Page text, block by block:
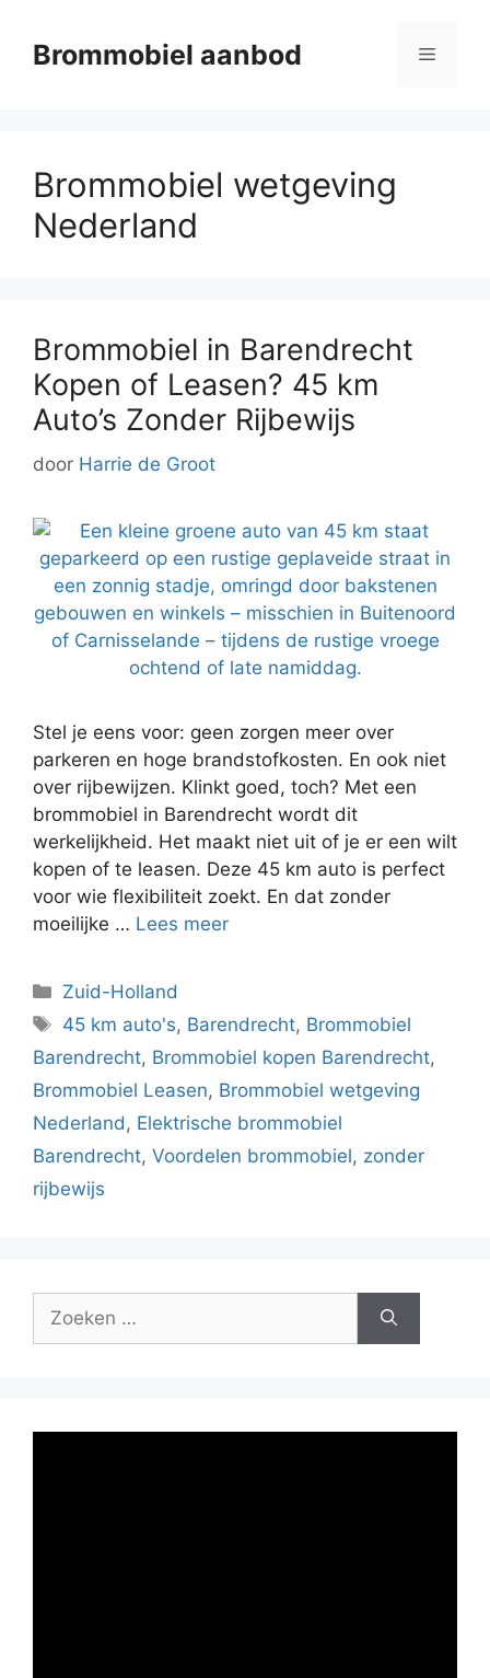
naarBrommobiel aanbod Menu
Brommobiel wetgeving
Nederland
Brommobiel in Barendrecht
Kopen of Leasen? 45 km
Auto’s Zonder Rijbewijs
door Harrie de Groot
Stel je eens voor: geen zorgen meer over
parkeren en hoge brandstofkosten. En ook niet
over rijbewijzen. Klinkt goed, toch? Met een
brommobiel in Barendrecht wordt dit
werkelijkheid. Het maakt niet uit of je er een wilt
kopen of te leasen. Deze 45 km auto is perfect
voor wie flexibiliteit zoekt. En dat zonder
moeilijke … Lees meer
Categorieën
Zuid-Holland
Tags
45 km auto's, Barendrecht, Brommobiel
Barendrecht, Brommobiel kopen Barendrecht,
Brommobiel Leasen, Brommobiel wetgeving
Nederland , Elektrische brommobiel
Barendrecht, Voordelen brommobiel, zonder
rijbewijs
naar: